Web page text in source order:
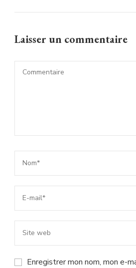
Laisser un commentaire
Enregistrer mon nom, mon e-